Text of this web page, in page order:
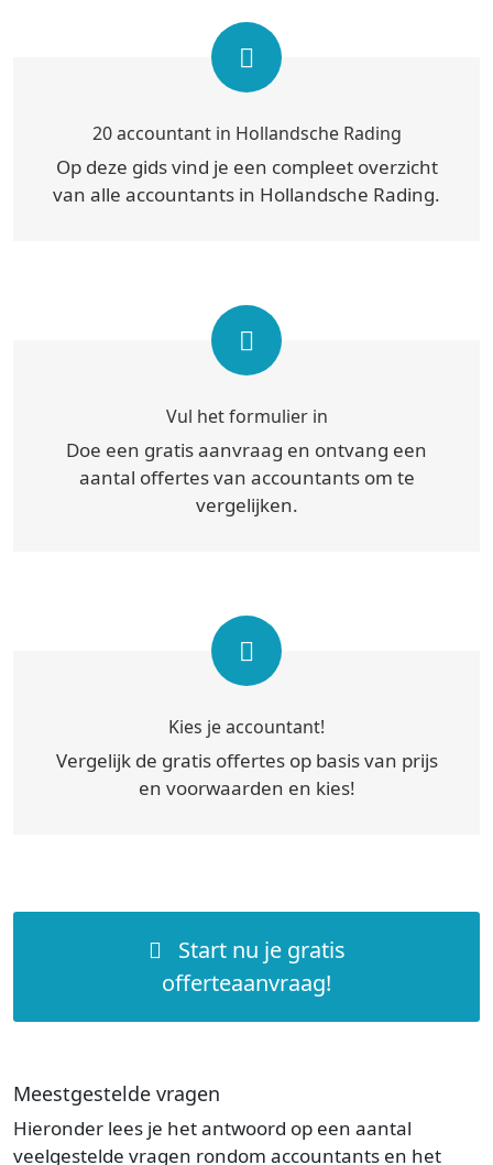
20 accountant in Hollandsche Rading
Op deze gids vind je een compleet overzicht
van alle accountants in Hollandsche Rading.
Vul het formulier in
Doe een gratis aanvraag en ontvang een
aantal offertes van accountants om te
vergelijken.
Kies je accountant!
Vergelijk de gratis offertes op basis van prijs
en voorwaarden en kies!
Start nu je gratis
offerteaanvraag!
Meestgestelde vragen
Hieronder lees je het antwoord op een aantal
veelgestelde vragen rondom accountants en het